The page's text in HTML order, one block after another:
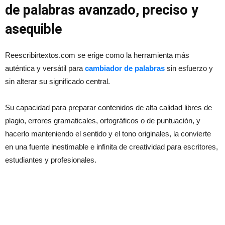
de palabras avanzado, preciso y
asequible
Reescribirtextos.com se erige como la herramienta más
auténtica y versátil paracambiador de palabras sin esfuerzo y
sin alterar su significado central.
Su capacidad para preparar contenidos de alta calidad libres de
plagio, errores gramaticales, ortográficos o de puntuación, y
hacerlo manteniendo el sentido y el tono originales, la convierte
en una fuente inestimable e infinita de creatividad para escritores,
estudiantes y profesionales.